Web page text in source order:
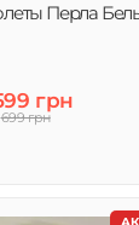
Перла
грн
699 грн